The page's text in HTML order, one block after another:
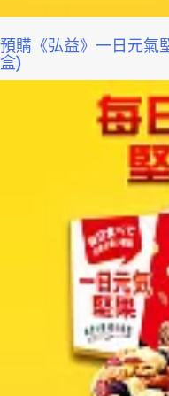
預購《弘益》一日元氣
盒)